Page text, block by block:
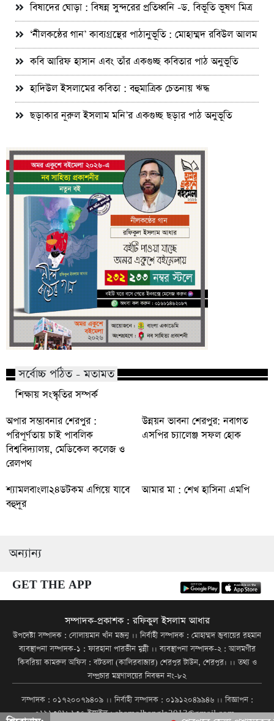
বিষাদের ঘোড়া : বিষন্ন সুন্দরের প্রতিধ্বনি -ড. বিভূতি ভূষণ মিত্র
‘নীলকন্ঠের গান’ কাব্যগ্রন্থের পাঠানুভূতি : মোহাম্মদ রবিউল আলম
কবি আরিফ হাসান এবং তাঁর একগুচ্ছ কবিতার পাঠ অনুভূতি
হাদিউল ইসলামের কবিতা : বহুমাত্রিক চেতনায় ঋদ্ধ
ছড়াকার নূরুল ইসলাম মনি’র একগুচ্ছ ছড়ার পাঠ অনুভূতি
সর্বোচ্চ পঠিত - মতামত
শিক্ষায় সংস্কৃতির সম্পর্ক
অপার সম্ভাবনার শেরপুর :
পরিপূর্ণতায় চাই পাবলিক
বিশ্ববিদ্যালয়, মেডিকেল কলেজ ও
রেলপথ
উন্নয়ন ভাবনা শেরপুর: নবাগত
এসপির চ্যালেঞ্জ সফল হোক
শ্যামলবাংলা২৪ডটকম এগিয়ে যাবে
বহুদূর
আমার মা : শেখ হাসিনা এমপি
অন্যান্য
GET THE APP
সম্পাদক-প্রকাশক : রফিকুল ইসলাম আধার
উপদেষ্টা সম্পাদক : সোলায়মান খাঁন মজনু ।। নির্বাহী সম্পাদক : মোহাম্মদ জুবায়ের রহমান
ব্যবস্থাপনা সম্পাদক-১ : ফারহানা পারভীন মুন্নী ।। ব্যবস্থাপনা সম্পাদক-২ : আলমগীর
কিবরিয়া কামরুল অফিস : বটতলা (কালিরবাজার) শেরপুর টাউন, শেরপুর। ।। তথ্য ও
সম্প্রচার মন্ত্রণালয়ের নিবন্ধন নং-৮২
সম্পাদক : ০১৭২০০৭৯৪০৯ ।। নির্বাহী সম্পাদক : ০১৯১২০৪৯৯৪৬ ।। বিজ্ঞাপন :
০১৯১৩৪১৮১৩৫ ইমেইল : shamolbangla2013@gmail.com